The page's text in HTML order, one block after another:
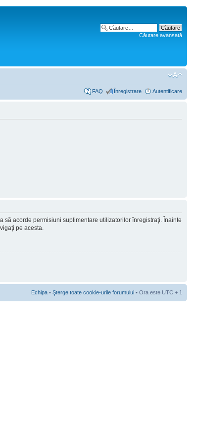
Căutare avansată
FAQ Înregistrare Autentificare
să acorde permisiuni suplimentare utilizatorilor înregistraţi. Înainte
pe acesta.
Echipa • Şterge toate cookie-urile forumului • Ora este UTC + 1